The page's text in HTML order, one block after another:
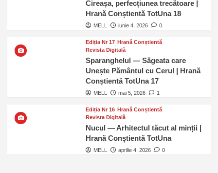
Cireașa, perfecțiunea trecătoare |
Hrană Conștientă TotUna 18
MELL iunie 4, 2026 0
Ediția Nr 17 Hrană Conștientă
Revista Digitală
Sparanghelul — Săgeata care
Unește Pământul cu Cerul | Hrană
Conștientă TotUna 17
MELL mai 5, 2026 1
Ediția Nr 16 Hrană Conștientă
Revista Digitală
Nucul — Arhitectul tăcut al minții |
Hrană Conștientă TotUna
MELL aprilie 4, 2026 0